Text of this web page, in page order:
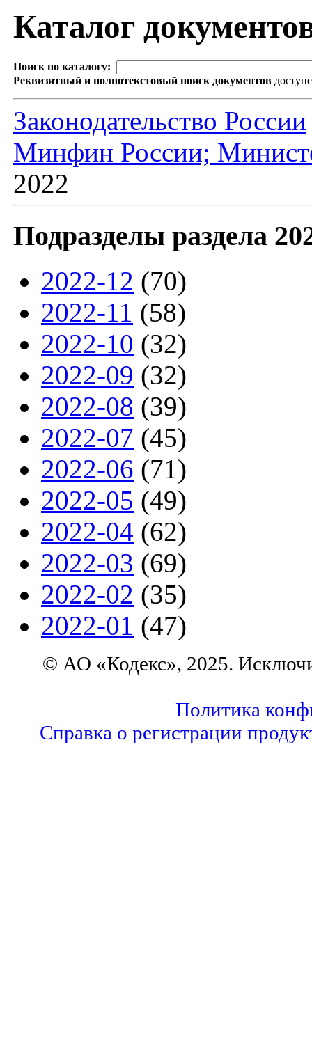
Каталог
Поиск по каталогу:
Реквизитный и полнотекстовый поиск документов
Законодательство России
Минфин России;
2022
Подразделы раздела
2022-12 (70)
2022-11 (58)
2022-10 (32)
2022-09 (32)
2022-08 (39)
2022-07 (45)
2022-06 (71)
2022-05 (49)
2022-04 (62)
2022-03 (69)
2022-02 (35)
2022-01 (47)
© АО «Кодекс», 2025.
Политика
Справка о регистрации